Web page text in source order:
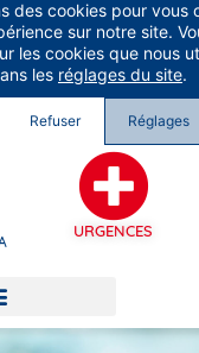
URGENCES
des cookies pour vous
sur notre site.
les cookies que nous
les réglages du site.
Refuser Réglages